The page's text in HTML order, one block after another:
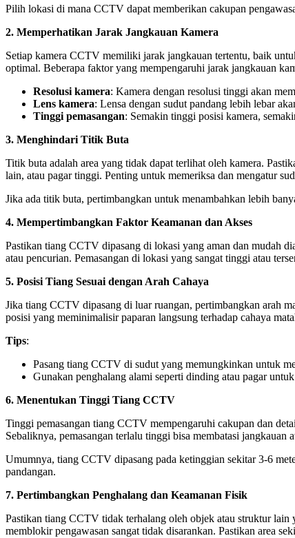
Pilih lokasi di mana CCTV dapat memberikan cakupan
2. Memperhatikan Jarak Jangkauan Kamera
Setiap kamera CCTV memiliki jarak jangkauan tertentu, baik
optimal. Beberapa faktor yang mempengaruhi jarak jangkauan
Resolusi kamera: Kamera dengan resolusi tinggi akan
Lens kamera: Lensa dengan sudut pandang lebih lebar
Tinggi pemasangan: Semakin tinggi posisi kamera,
3. Menghindari Titik Buta
Titik buta adalah area yang tidak dapat terlihat oleh kamera.
lain, atau pagar tinggi. Penting untuk memeriksa dan mengatur
Jika ada titik buta, pertimbangkan untuk menambahkan lebih
4. Mempertimbangkan Faktor Keamanan dan Akses
Pastikan tiang CCTV dipasang di lokasi yang aman dan mudah
atau pencurian. Pemasangan di lokasi yang sangat tinggi atau
5. Posisi Tiang Sesuai dengan Arah Cahaya
Jika tiang CCTV dipasang di luar ruangan, pertimbangkan arah
posisi yang meminimalisir paparan langsung terhadap cahaya
Tips:
Pasang tiang CCTV di sudut yang memungkinkan untuk
Gunakan penghalang alami seperti dinding atau pagar
6. Menentukan Tinggi Tiang CCTV
Tinggi pemasangan tiang CCTV mempengaruhi cakupan dan
Sebaliknya, pemasangan terlalu tinggi bisa membatasi jangkauan
Umumnya, tiang CCTV dipasang pada ketinggian sekitar 3-6
pandangan.
7. Pertimbangkan Penghalang dan Keamanan Fisik
Pastikan tiang CCTV tidak terhalang oleh objek atau struktur lain
memblokir pengawasan sangat tidak disarankan. Pastikan area